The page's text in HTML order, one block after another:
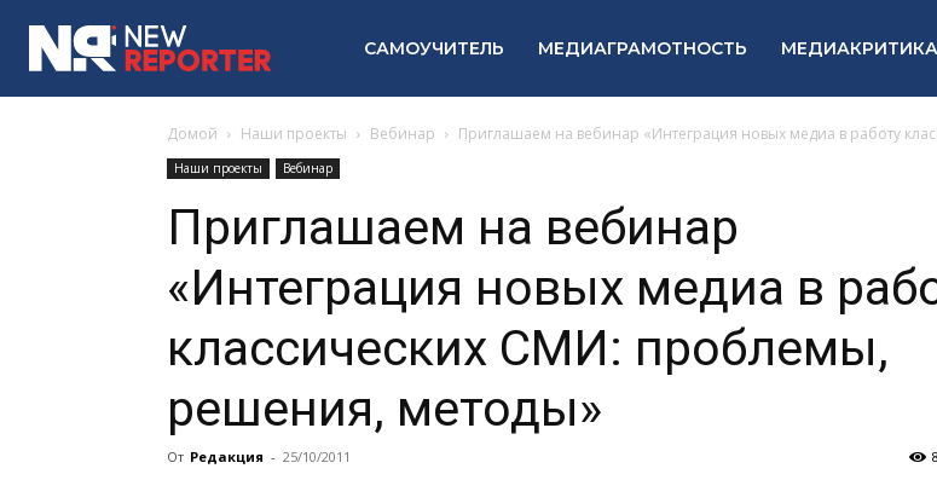
САМОУЧИТЕЛЬ МЕДИАГРАМОТНОСТЬ МЕДИАКРИТИКА
Домой Наши проекты Вебинар Приглашаем на вебинар «Интеграция новых медиа в работу
Наши проекты Вебинар
Приглашаем на вебинар
«Интеграция новых медиа в
классических СМИ: проблемы,
решения, методы»
От Редакция - 25/10/2011